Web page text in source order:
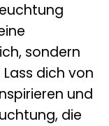
sondern
dich von
und
die